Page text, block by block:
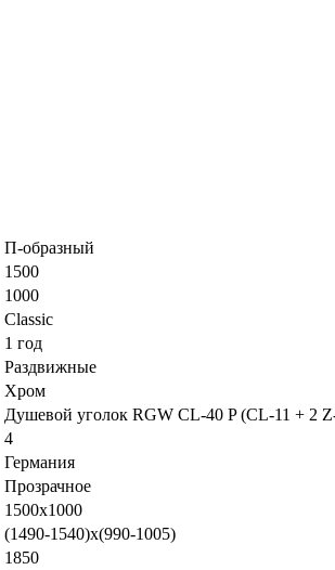
П-образный
1500
1000
Classic
1 год
Раздвижные
Хром
Душевой уголок RGW CL-40 P (CL-11 + 2
4
Германия
Прозрачное
1500x1000
(1490-1540)х(990-1005)
1850